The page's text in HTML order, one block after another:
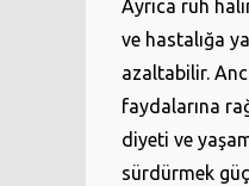
Ayrıca ruh
ve hastalığa
azaltabilir.
faydalarına
diyeti ve
sürdürmek